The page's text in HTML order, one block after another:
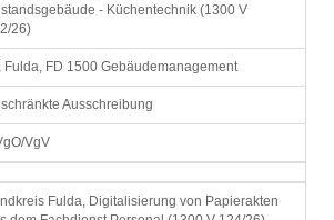
- Küchentechnik (1300 V
26)
Fulda, FD 1500 Gebäudemanagement
Ausschreibung
VgV
Fulda, Digitalisierung von Papierakten